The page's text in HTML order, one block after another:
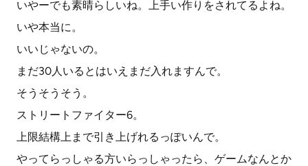
いやーでも素晴らしいね。上手い作りをされてるよね。
いや本当に。
いいじゃないの。
まだ30人いるとはいえまだ入れますんで。
そうそうそう。
ストリートファイター6。
上限結構上まで引き上げれるっぽいんで。
やってらっしゃる方いらっしゃったら、ゲームなんとか